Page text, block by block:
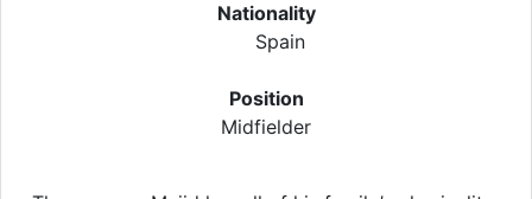
Nationality
Spain
Position
Midfielder